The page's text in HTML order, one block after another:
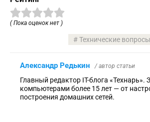
( Пока оценок нет )
Технические вопросы
Александр Редькин / автор статьи
Главный редактор IT-блога «Технарь».
компьютерами более 15 лет — от
построения домашних сетей.